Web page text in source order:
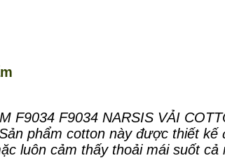
F9034 F9034 NARSIS VẢI
phẩm cotton này được thiết
luôn cảm thấy thoải mái suốt